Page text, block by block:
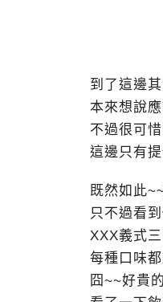
到了這邊
本來想說
不過很可
這邊只有
既然如此
只不過看
XXX義式
每種口味
囧~~好貴